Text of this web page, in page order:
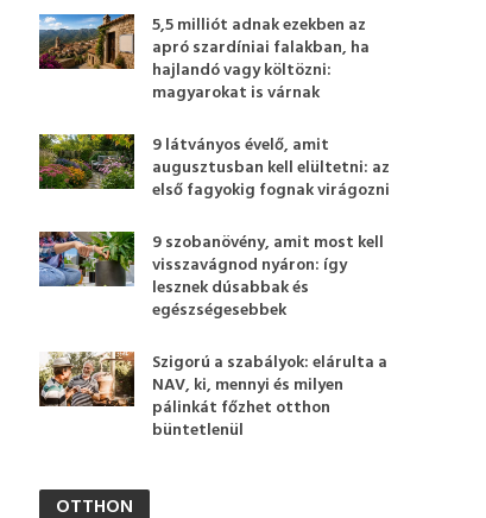
5,5 milliót adnak ezekben az
apró szardíniai falakban, ha
hajlandó vagy költözni:
magyarokat is várnak
9 látványos évelő, amit
augusztusban kell elültetni: az
első fagyokig fognak virágozni
9 szobanövény, amit most kell
visszavágnod nyáron: így
lesznek dúsabbak és
egészségesebbek
Szigorú a szabályok: elárulta a
NAV, ki, mennyi és milyen
pálinkát főzhet otthon
büntetlenül
OTTHON